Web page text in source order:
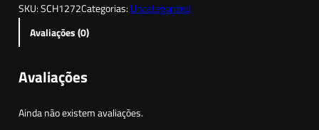
a
t
d
d
SKU:SCH1272Categorias:Uncategorized
Avaliações (0)
Avaliações
Ainda não existem avaliações.